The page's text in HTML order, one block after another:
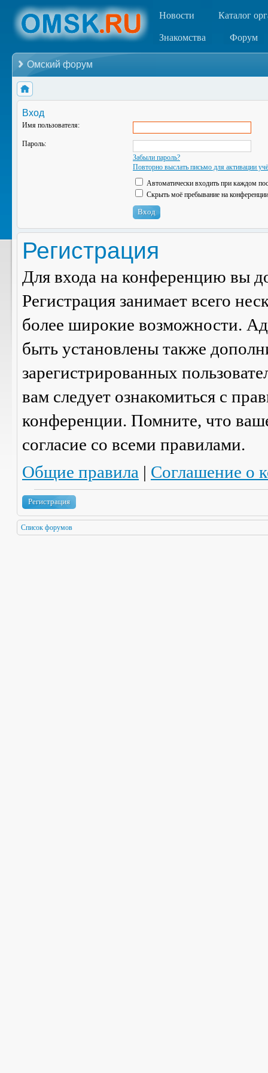
Новости Каталог
Знакомства Форум
Омский форум
Вход
Имя пользователя:
Пароль:
Забыли пароль?
Повторно выслать письмо для активации
Автоматически входить при каждом
Скрыть моё пребывание на
Регистрация
Для входа на конференцию вы
Регистрация занимает всего
более широкие возможности.
быть установлены также
зарегистрированных
вам следует ознакомиться с
конференции. Помните, что
согласие со всеми правилами.
Общие правила | Соглашение о
Регистрация
Список форумов